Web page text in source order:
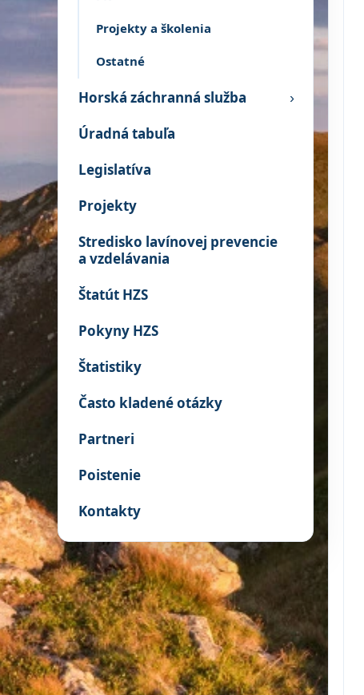
Projekty a školenia
Ostatné
Horská záchranná služba ›
Úradná tabuľa
Legislatíva
Projekty
Stredisko lavínovej prevencie
a vzdelávania
Štatút HZS
Pokyny HZS
Štatistiky
Často kladené otázky
Partneri
Poistenie
Kontakty